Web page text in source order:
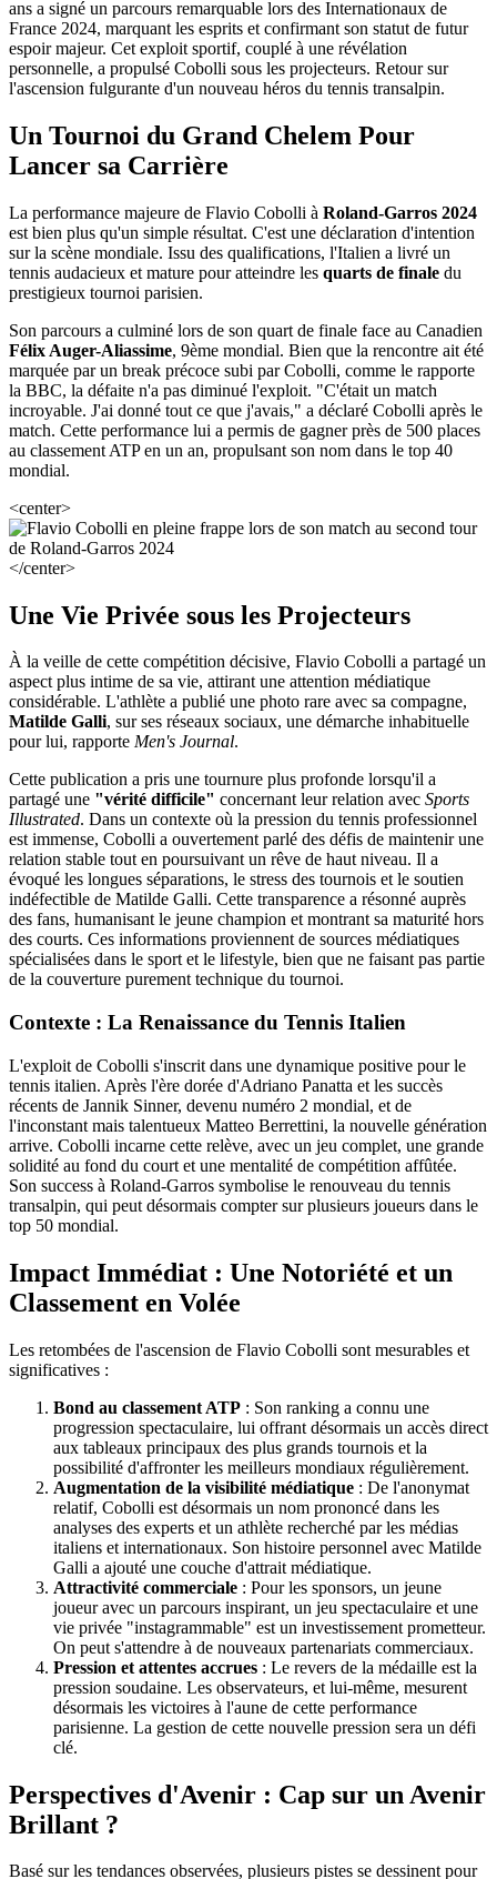
ans a signé un parcours remarquable lors des Internationaux de
France 2024, marquant les esprits et confirmant son statut de futur
espoir majeur. Cet exploit sportif, couplé à une révélation
personnelle, a propulsé Cobolli sous les projecteurs. Retour sur
l'ascension fulgurante d'un nouveau héros du tennis transalpin.
Un Tournoi du Grand Chelem Pour
Lancer sa Carrière
La performance majeure de Flavio Cobolli à Roland-Garros 2024
est bien plus qu'un simple résultat. C'est une déclaration d'intention
sur la scène mondiale. Issu des qualifications, l'Italien a livré un
tennis audacieux et mature pour atteindre les quarts de finale du
prestigieux tournoi parisien.
Son parcours a culminé lors de son quart de finale face au Canadien
Félix Auger-Aliassime, 9ème mondial. Bien que la rencontre ait été
marquée par un break précoce subi par Cobolli, comme le rapporte
la BBC, la défaite n'a pas diminué l'exploit. "C'était un match
incroyable. J'ai donné tout ce que j'avais," a déclaré Cobolli après le
match. Cette performance lui a permis de gagner près de 500 places
au classement ATP en un an, propulsant son nom dans le top 40
mondial.
<center>
</center>
Une Vie Privée sous les Projecteurs
À la veille de cette compétition décisive, Flavio Cobolli a partagé un
aspect plus intime de sa vie, attirant une attention médiatique
considérable. L'athlète a publié une photo rare avec sa compagne,
Matilde Galli, sur ses réseaux sociaux, une démarche inhabituelle
pour lui, rapporte Men's Journal.
Cette publication a pris une tournure plus profonde lorsqu'il a
partagé une "vérité difficile" concernant leur relation avec Sports
Illustrated. Dans un contexte où la pression du tennis professionnel
est immense, Cobolli a ouvertement parlé des défis de maintenir une
relation stable tout en poursuivant un rêve de haut niveau. Il a
évoqué les longues séparations, le stress des tournois et le soutien
indéfectible de Matilde Galli. Cette transparence a résonné auprès
des fans, humanisant le jeune champion et montrant sa maturité hors
des courts. Ces informations proviennent de sources médiatiques
spécialisées dans le sport et le lifestyle, bien que ne faisant pas partie
de la couverture purement technique du tournoi.
Contexte : La Renaissance du Tennis Italien
L'exploit de Cobolli s'inscrit dans une dynamique positive pour le
tennis italien. Après l'ère dorée d'Adriano Panatta et les succès
récents de Jannik Sinner, devenu numéro 2 mondial, et de
l'inconstant mais talentueux Matteo Berrettini, la nouvelle génération
arrive. Cobolli incarne cette relève, avec un jeu complet, une grande
solidité au fond du court et une mentalité de compétition affûtée.
Son success à Roland-Garros symbolise le renouveau du tennis
transalpin, qui peut désormais compter sur plusieurs joueurs dans le
top 50 mondial.
Impact Immédiat : Une Notoriété et un
Classement en Volée
Les retombées de l'ascension de Flavio Cobolli sont mesurables et
significatives :
Bond au classement ATP : Son ranking a connu une
progression spectaculaire, lui offrant désormais un accès direct
aux tableaux principaux des plus grands tournois et la
possibilité d'affronter les meilleurs mondiaux régulièrement.
Augmentation de la visibilité médiatique : De l'anonymat
relatif, Cobolli est désormais un nom prononcé dans les
analyses des experts et un athlète recherché par les médias
italiens et internationaux. Son histoire personnel avec Matilde
Galli a ajouté une couche d'attrait médiatique.
Attractivité commerciale : Pour les sponsors, un jeune
joueur avec un parcours inspirant, un jeu spectaculaire et une
vie privée "instagrammable" est un investissement prometteur.
On peut s'attendre à de nouveaux partenariats commerciaux.
Pression et attentes accrues : Le revers de la médaille est la
pression soudaine. Les observateurs, et lui-même, mesurent
désormais les victoires à l'aune de cette performance
parisienne. La gestion de cette nouvelle pression sera un défi
clé.
Perspectives d'Avenir : Cap sur un Avenir
Brillant ?
Basé sur les tendances observées, plusieurs pistes se dessinent pour